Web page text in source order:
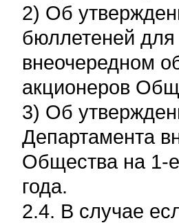
2) Об
бюллетеней для
внеочередном
акционеров
3) Об
Департамента
Общества на 1-
года.
2.4. В случае